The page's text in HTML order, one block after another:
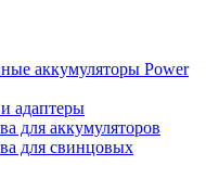
аккумуляторы Power
адаптеры
для аккумуляторов
для свинцовых